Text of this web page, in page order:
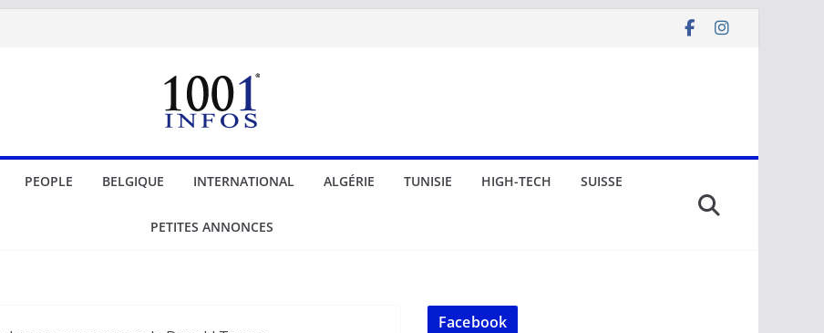
PEOPLE BELGIQUE INTERNATIONAL ALGÉRIE TUNISIE HIGH-TECH SUISSE
PETITES ANNONCES
Facebook